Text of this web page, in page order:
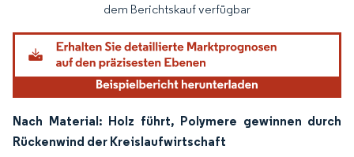
dem Berichtskauf verfügbar
Nach Material: Holz führt, Polymere gewinnen durch
Rückenwind der Kreislaufwirtschaft